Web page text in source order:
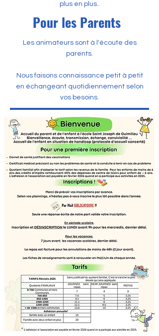
plus en plus..
Pour les Parents
Les animateurs sont à l'écoute des
parents.
Nous faisons connaissance petit à petit
en échangeant quotidiennement selon
vos besoins.